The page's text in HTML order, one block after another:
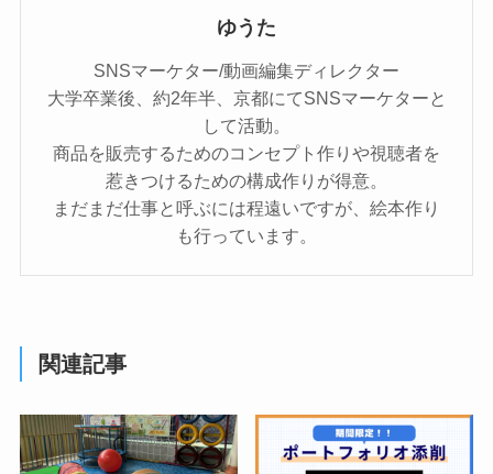
ゆうた
SNSマーケター/動画編集ディレクター
大学卒業後、約2年半、京都にてSNSマーケターと
して活動。
商品を販売するためのコンセプト作りや視聴者を
惹きつけるための構成作りが得意。
まだまだ仕事と呼ぶには程遠いですが、絵本作り
も行っています。
関連記事